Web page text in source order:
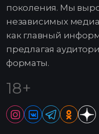
поколения. Мы
независимых
как главный
предлагая
форматы.
18+